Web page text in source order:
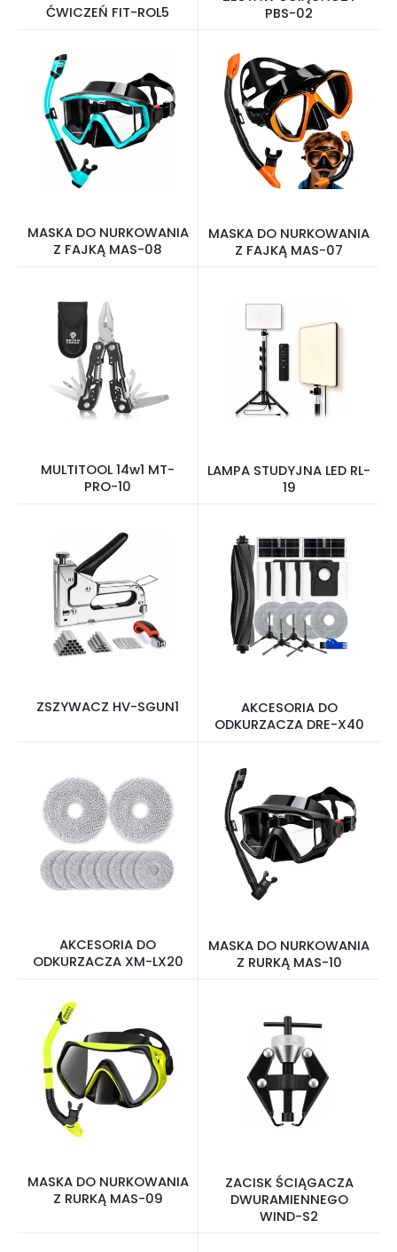
ĆWICZEŃ FIT-ROL5
PBS-02
MASKA DO NURKOWANIA
Z FAJKĄ MAS-08
MASKA DO NURKOWANIA
Z FAJKĄ MAS-07
MULTITOOL 14w1 MT-
PRO-10
LAMPA STUDYJNA LED RL-
19
ZSZYWACZ HV-SGUN1
AKCESORIA DO
ODKURZACZA DRE-X40
AKCESORIA DO
ODKURZACZA XM-LX20
MASKA DO NURKOWANIA
Z RURKĄ MAS-10
MASKA DO NURKOWANIA
Z RURKĄ MAS-09
ZACISK ŚCIĄGACZA
DWURAMIENNEGO
WIND-S2